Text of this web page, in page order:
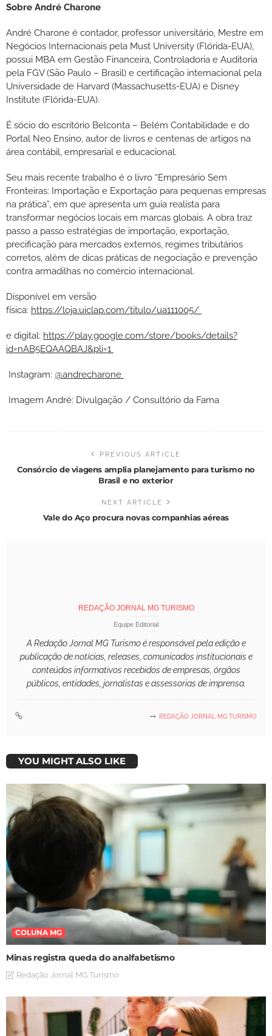
Sobre André Charone
André Charone é contador, professor universitário, Mestre em
Negócios Internacionais pela Must University (Flórida-EUA),
possui MBA em Gestão Financeira, Controladoria e Auditoria
pela FGV (São Paulo – Brasil) e certificação internacional pela
Universidade de Harvard (Massachusetts-EUA) e Disney
Institute (Flórida-EUA).
É sócio do escritório Belconta – Belém Contabilidade e do
Portal Neo Ensino, autor de livros e centenas de artigos na
área contábil, empresarial e educacional.
Seu mais recente trabalho é o livro “Empresário Sem
Fronteiras: Importação e Exportação para pequenas empresas
na prática”, em que apresenta um guia realista para
transformar negócios locais em marcas globais. A obra traz
passo a passo estratégias de importação, exportação,
precificação para mercados externos, regimes tributários
corretos, além de dicas práticas de negociação e prevenção
contra armadilhas no comércio internacional.
Disponível em versão
física: https://loja.uiclap.com/titulo/ua111005/
e digital: https://play.google.com/store/books/details?
id=nAB5EQAAQBAJ&pli=1
Instagram: @andrecharone
Imagem André: Divulgação / Consultório da Fama
PREVIOUS ARTICLE
Consórcio de viagens amplia planejamento para turismo no
Brasil e no exterior
NEXT ARTICLE
Vale do Aço procura novas companhias aéreas
REDAÇÃO JORNAL MG TURISMO
Equipe Editorial
A Redação Jornal MG Turismo é responsável pela edição e
publicação de notícias, releases, comunicados institucionais e
conteúdos informativos recebidos de empresas, órgãos
públicos, entidades, jornalistas e assessorias de imprensa.
REDAÇÃO JORNAL MG TURISMO
YOU MIGHT ALSO LIKE
COLUNA MG
Minas registra queda do analfabetismo
Redação Jornal MG Turismo